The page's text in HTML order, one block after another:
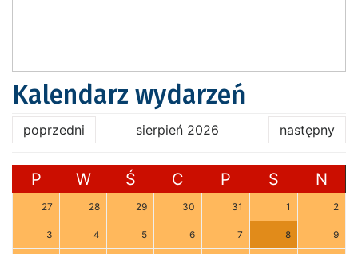
Kalendarz wydarzeń
poprzedni sierpień 2026 następny
P W Ś C P S N
27 28 29 30 31 1 2
3 4 5 6 7 8 9